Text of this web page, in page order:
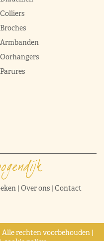
Colliers
Broches
Armbanden
Oorhangers
Parures
| Over ons| Contact
rechten voorbehouden |